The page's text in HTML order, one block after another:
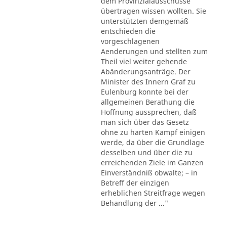
übertragen wissen wollten. Sie
unterstützten demgemäß
entschieden die
vorgeschlagenen
Aenderungen und stellten zum
Theil viel weiter gehende
Abänderungsanträge. Der
Minister des Innern Graf zu
Eulenburg konnte bei der
allgemeinen Berathung die
Hoffnung aussprechen, daß
man sich über das Gesetz
ohne zu harten Kampf einigen
werde, da über die Grundlage
desselben und über die zu
erreichenden Ziele im Ganzen
Einverständniß obwalte; – in
Betreff der einzigen
erheblichen Streitfrage wegen
Behandlung der ..."